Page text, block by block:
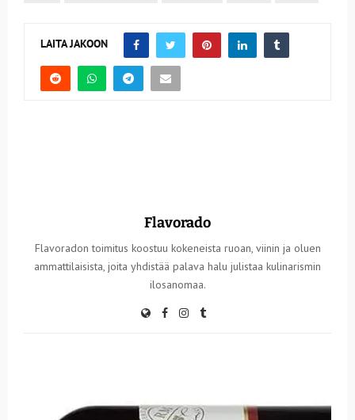
LAITA JAKOON
Flavorado
Flavoradon toimitus koostuu kokeneista ruoan, viinin ja oluen
ammattilaisista, joita yhdistää palava halu julistaa kulinarismin
ilosanomaa.